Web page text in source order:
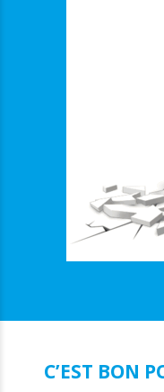
C’EST BON